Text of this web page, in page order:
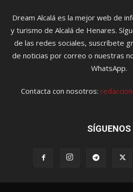
Dream Alcalá es la mejor web de
y turismo de Alcalá de Henares.
de las redes sociales, suscríbete
de noticias por correo o nuestras
WhatsApp.
Contacta con nosotros:
SÍGUENOS